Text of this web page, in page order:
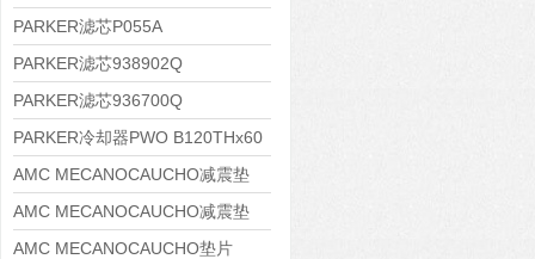
PARKER滤芯P055A
PARKER滤芯938902Q
PARKER滤芯936700Q
PARKER冷却器PWO B120THx60
AMC MECANOCAUCHO减震垫
138552
AMC MECANOCAUCHO减震垫
138551
AMC MECANOCAUCHO垫片